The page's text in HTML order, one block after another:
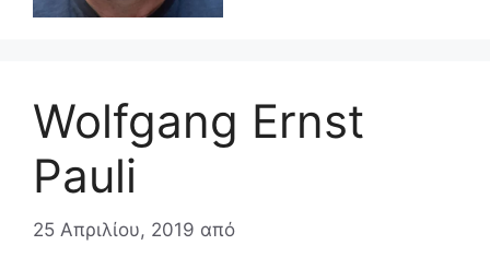
Wolfgang Ernst
Pauli
25 Απριλίου, 2019 από